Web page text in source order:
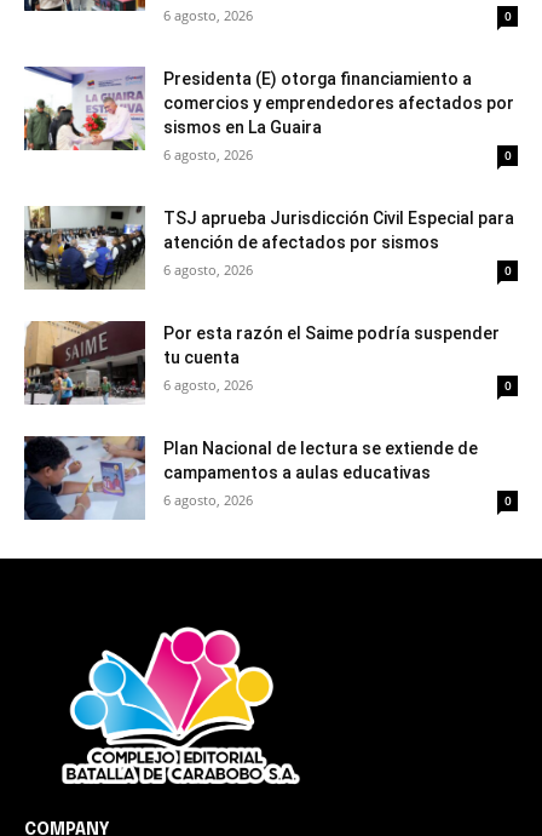
6 agosto, 2026 0
Presidenta (E) otorga financiamiento a
comercios y emprendedores afectados por
sismos en La Guaira
6 agosto, 2026 0
TSJ aprueba Jurisdicción Civil Especial para
atención de afectados por sismos
6 agosto, 2026 0
Por esta razón el Saime podría suspender
tu cuenta
6 agosto, 2026 0
Plan Nacional de lectura se extiende de
campamentos a aulas educativas
6 agosto, 2026 0
COMPANY